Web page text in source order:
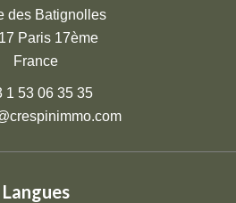
des Batignolles
Paris 17ème
France
1 53 06 35 35
Langues